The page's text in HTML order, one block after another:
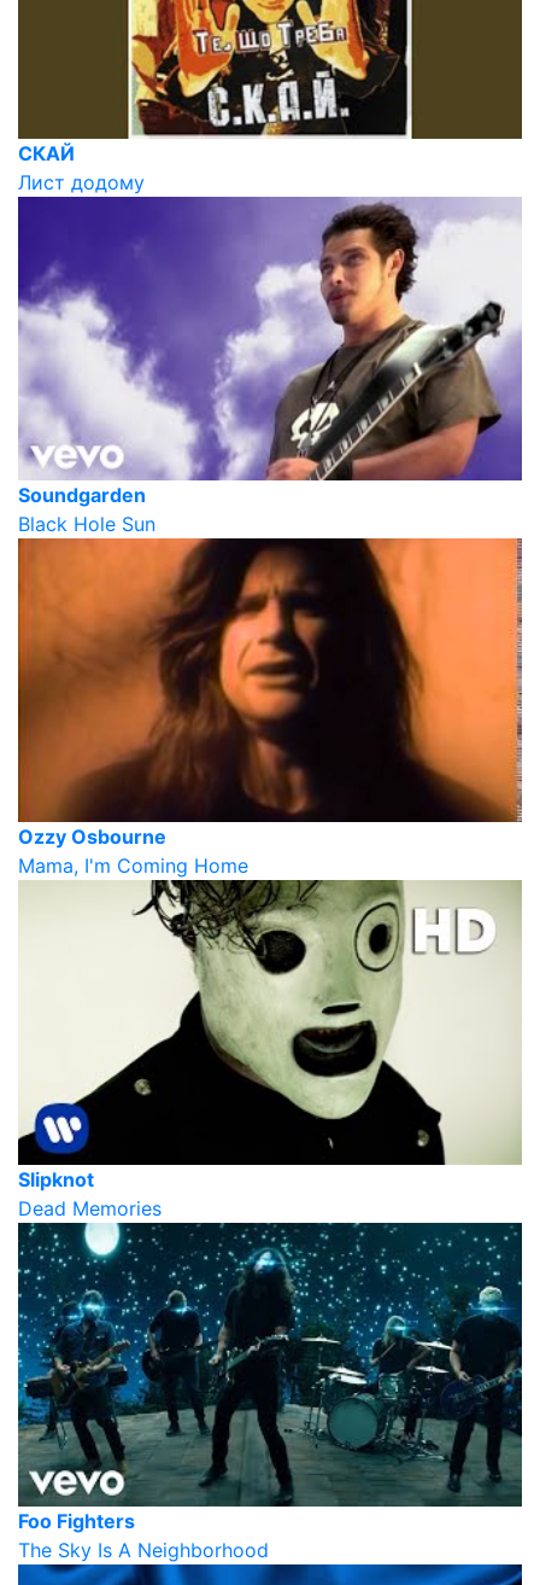
СКАЙ
Лист додому
Soundgarden
Black Hole Sun
Ozzy Osbourne
Mama, I'm Coming Home
Slipknot
Dead Memories
Foo Fighters
The Sky Is A Neighborhood